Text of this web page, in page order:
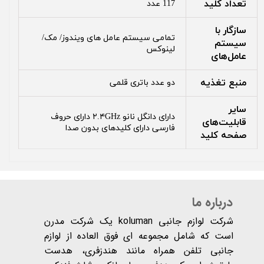
تعداد کلید 117 عدد
سازگار با
سیستم‌
عامل‌های
تمامی سیستم عامل های ویندوز/ مک/
لینوکس
منبع تغذیه دو عدد باتری قلمی
سایر
قابلیت‌های
صفحه کلید
دارای دانگل نانو ۲.۴GHz دارای حروف
فارسی دارای کلیدهای بدون صدا
درباره ما
شرکت لوازم جانبی koluman یک شرکت مدرن
است که شامل مجموعه ای فوق العاده از لوازم
جانبی تلفن همراه مانند هندزفری، هدست